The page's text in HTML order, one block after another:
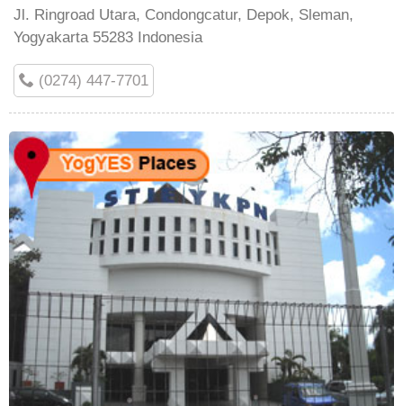
Jl. Ringroad Utara, Condongcatur, Depok, Sleman,
Yogyakarta 55283 Indonesia
(0274) 447-7701